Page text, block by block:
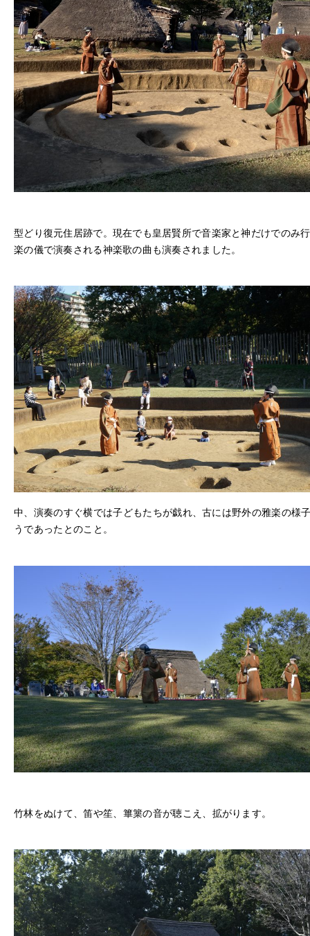
型どり復元住居跡で。現在でも皇居賢所で音楽家と神だけでのみ
楽の儀で演奏される神楽歌の曲も演奏されました。
中、演奏のすぐ横では子どもたちが戯れ、古には野外の雅楽の様
うであったとのこと。
竹林をぬけて、笛や笙、篳篥の音が聴こえ、拡がります。